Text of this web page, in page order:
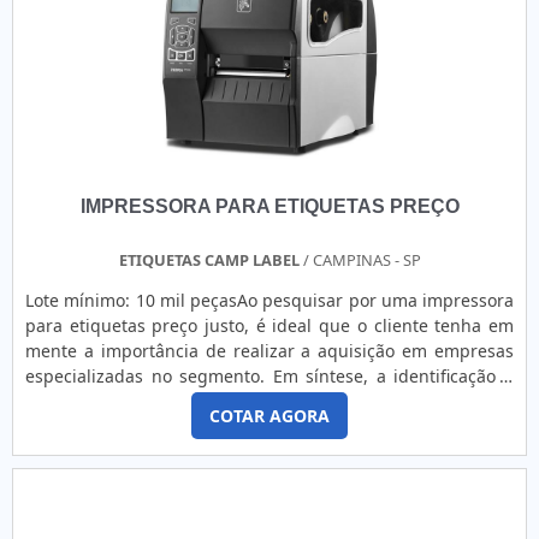
IMPRESSORA PARA ETIQUETAS PREÇO
ETIQUETAS CAMP LABEL/ CAMPINAS - SP
Lote mínimo: 10 mil peçasAo pesquisar por uma impressora
para etiquetas preço justo, é ideal que o cliente tenha em
mente a importância de realizar a aquisição em empresas
especializadas no segmento. Em síntese, a identificação é
utilizada diariamente em indústrias e, principalmente, em
comércios que realizam vendas e atendimento aos
clientes. INFORMAÇÕES IMPORTANTES SOBRE O
PRODUTODevido a importância do acessório no mercado,
COTAR AGORA